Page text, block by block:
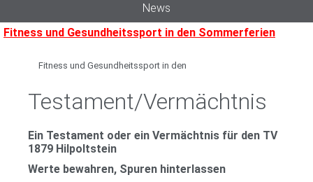
News
Fitness und Gesundheitssport in den Sommerferien
Fitness und Gesundheitssport in den
Testament/Vermächtnis
Ein Testament oder ein Vermächtnis für den TV
1879 Hilpoltstein
Werte bewahren, Spuren hinterlassen